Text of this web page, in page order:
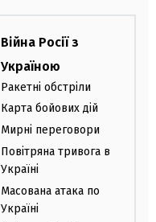
Війна Росії з
Україною
Ракетні обстріли
Карта бойових дій
Мирні переговори
Повітряна тривога в
Україні
Масована атака по
Україні